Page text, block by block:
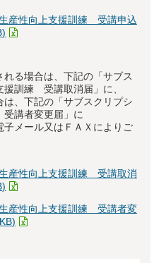
産性向上支援訓練 受講申込
る場合は、下記の「サブス
援訓練 受講取消届」に、
、下記の「サブスクリプシ
講者変更届」に
メール又はＦＡＸによりご
産性向上支援訓練 受講取消
産性向上支援訓練 受講者変